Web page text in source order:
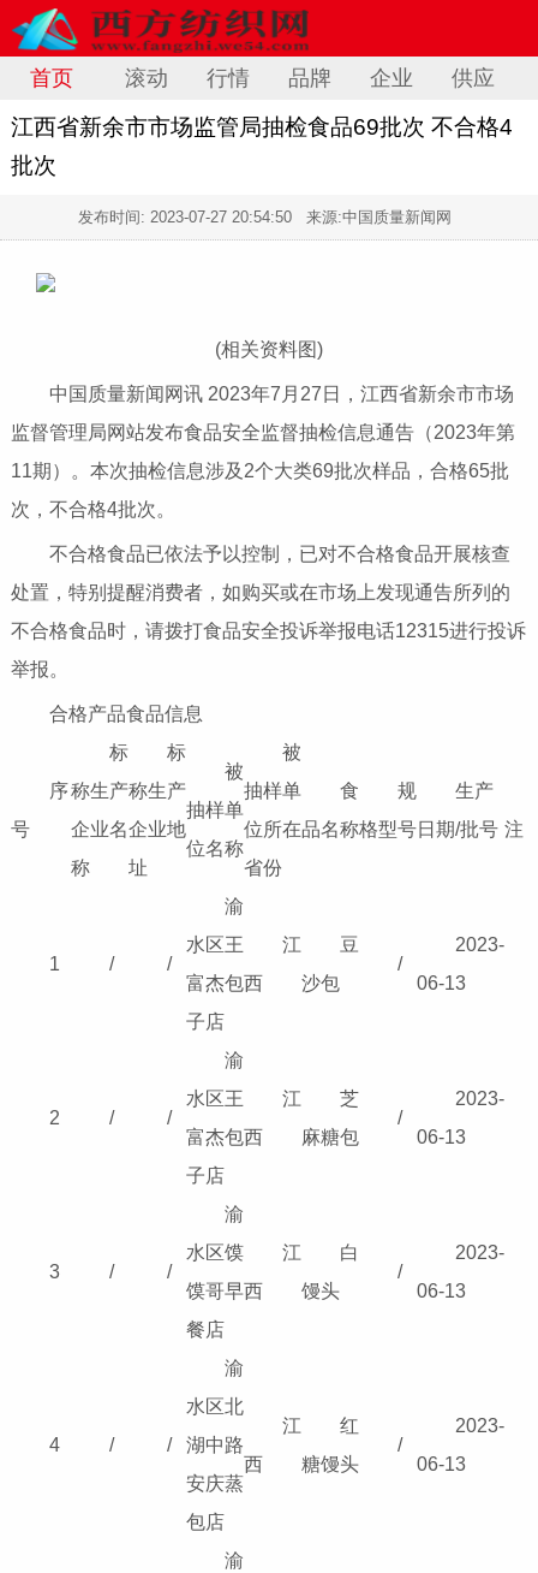
首页 滚动 行情 品牌 企业 供应
江西省新余市市场监管局抽检食品69批次 不合格4
批次
发布时间: 2023-07-27 20:54:50 来源:中国质量新闻网
(相关资料图)
中国质量新闻网讯 2023年7月27日，江西省新余市市场
监督管理局网站发布食品安全监督抽检信息通告（2023年第
11期）。 本次抽检信息涉及2个大类69批次样品，合格65批
次，不合格4批次。
不合格食品已依法予以控制，已对不合格食品开展核查
处置，特别提醒消费者，如购买或在市场上发现通告所列的
不合格食品时，请拨打食品安全投诉举报电话12315进行投诉
举报。
合格产品食品信息
序
号
标
称生产
企业名
称
标
称生产
企业地
址
被
抽样单
位名称
被
抽样单
位所在
省份
食
品名称
规
格型号
生产
日期/批号 注
1 / /
渝
水区王
富杰包
子店
江
西
豆
沙包
/
2023-
06-13
2 / /
渝
水区王
富杰包
子店
江
西
芝
麻糖包
/
2023-
06-13
3 / /
渝
水区馍
馍哥早
餐店
江
西
白
馒头
/
2023-
06-13
4 / /
渝
水区北
湖中路
安庆蒸
包店
江
西
红
糖馒头
/
2023-
06-13
渝